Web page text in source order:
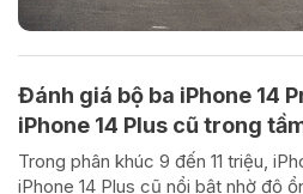
Đánh giá bộ ba iPhone 14
iPhone 14 Plus cũ trong
Trong phân khúc 9 đến 11 triệu,
iPhone 14 Plus cũ nổi bật nhờ độ